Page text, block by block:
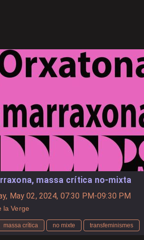
massa crítica no-mixta
May 02, 2024, 07:30 PM-09:30 PM
la Verge
massa crítica no mixte transfeminismes